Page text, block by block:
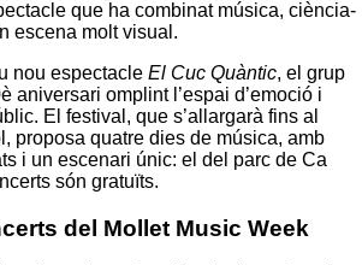
que ha combinat música, ciència-
escena molt visual.
nou espectacle El Cuc Quàntic, el grup
aniversari omplint l’espai d’emoció i
El festival, que s’allargarà fins al
proposa quatre dies de música, amb
i un escenari únic: el del parc de Ca
són gratuïts.
del Mollet Music Week